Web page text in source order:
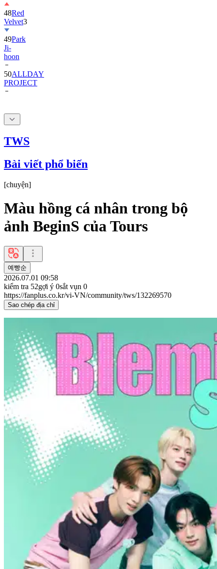
48Red
Velvet3
49Park
Ji-
hoon
50ALLDAY
PROJECT
TWS
Bài viết phổ biến
[chuyện]
Màu hồng cá nhân trong bộ
ảnh BeginS của Tours
예빵순
2026.07.01 09:58
kiểm tra 52gợi ý 0sắt vụn 0
https://fanplus.co.kr/vi-VN/community/tws/132269570
Sao chép địa chỉ